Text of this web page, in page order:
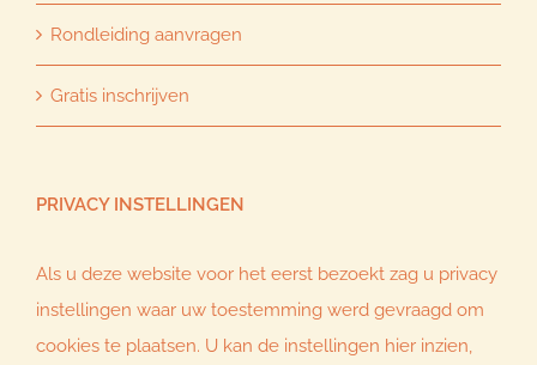
Rondleiding aanvragen
Gratis inschrijven
PRIVACY INSTELLINGEN
Als u deze website voor het eerst bezoekt zag u privacy
instellingen waar uw toestemming werd gevraagd om
cookies te plaatsen. U kan de instellingen hier inzien,